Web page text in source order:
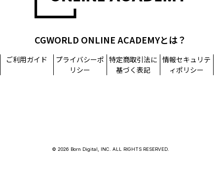
CGWORLD ONLINE ACADEMYとは？
ご利用ガイド
プライバシーポ
リシー
特定商取引法に
基づく表記
情報セキュリテ
ィポリシー
© 2026 Born Digital, INC. ALL RIGHTS RESERVED.